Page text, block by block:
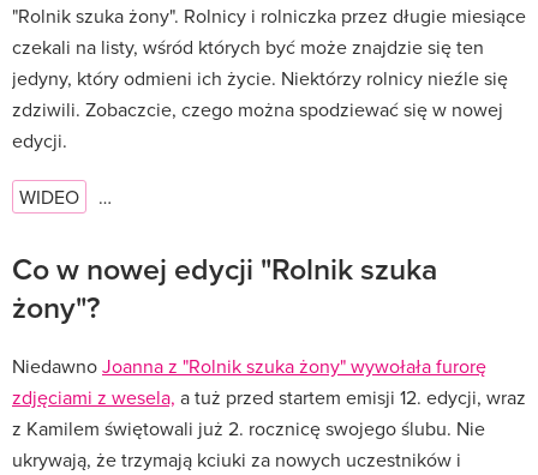
"Rolnik szuka żony". Rolnicy i rolniczka przez długie miesiące
czekali na listy, wśród których być może znajdzie się ten
jedyny, który odmieni ich życie. Niektórzy rolnicy nieźle się
zdziwili. Zobaczcie, czego można spodziewać się w nowej
edycji.
WIDEO …
Co w nowej edycji "Rolnik szuka
żony"?
NiedawnoJoanna z "Rolnik szuka żony" wywołała furorę
zdjęciami z wesela, a tuż przed startem emisji 12. edycji, wraz
z Kamilem świętowali już 2. rocznicę swojego ślubu. Nie
ukrywają, że trzymają kciuki za nowych uczestników i